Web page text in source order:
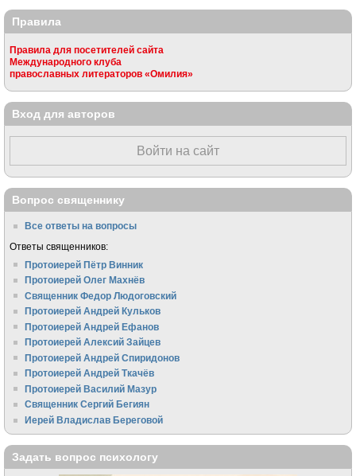
Правила
Правила для посетителей сайта
Международного клуба
православных литераторов «Омилия»
Вход для авторов
Войти на сайт
Вопрос священнику
Все ответы на вопросы
Ответы священников:
Протоиерей Пётр Винник
Протоиерей Олег Махнёв
Священник Федор Людоговский
Протоиерей Андрей Кульков
Протоиерей Андрей Ефанов
Протоиерей Алексий Зайцев
Протоиерей Андрей Спиридонов
Протоиерей Андрей Ткачёв
Протоиерей Василий Мазур
Священник Сергий Бегиян
Иерей Владислав Береговой
Задать вопрос психологу